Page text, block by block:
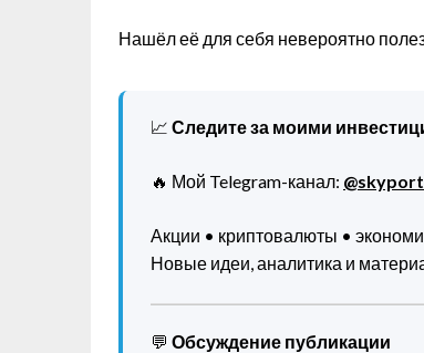
Нашёл её для себя невероятно
📈 Следите за моими
🔥 Мой Telegram-канал:
Акции • криптовалюты •
Новые идеи, аналитика и
💬 Обсуждение публикации